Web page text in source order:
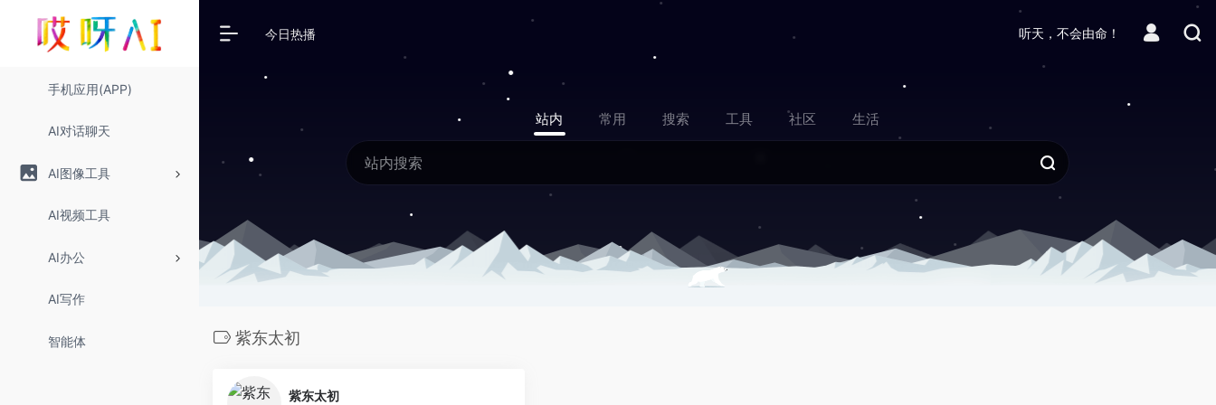
手机应用(APP)
AI对话聊天
AI图像工具
AI视频工具
AI办公
AI写作
智能体
今日热播 听天，不会由命！
站内 常用 搜索 工具 社区 生活
紫东太初
紫东太初